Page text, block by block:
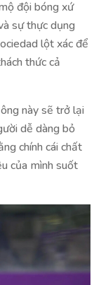
đội bóng xứ
sự thực dụng
lột xác để
thức cả
này sẽ trở lại
dễ dàng bỏ
chính cái chất
của mình suốt